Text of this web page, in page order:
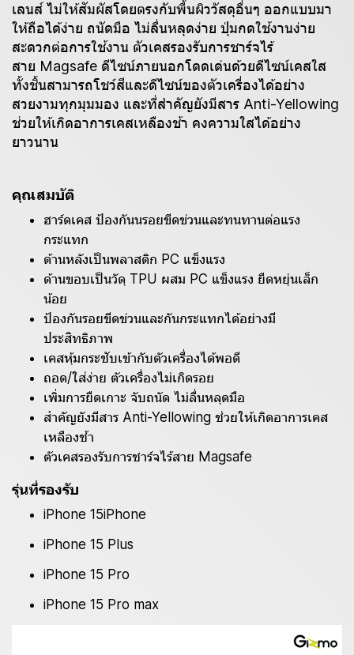
เลนส์ ไม่ให้สัมผัสโดยตรงกับพื้นผิววัสดุอื่นๆ ออกแบบมา
ให้ถือได้ง่าย ถนัดมือ ไม่ลื่นหลุดง่าย ปุ่มกดใช้งานง่าย
สะดวกต่อการใช้งาน ตัวเคสรองรับการชาร์จไร้
สาย Magsafe ดีไซน์ภายนอกโดดเด่นด้วยดีไซน์เคสใส
ทั้งชิ้นสามารถโชว์สีและดีไซน์ของตัวเครื่องได้อย่าง
สวยงามทุกมุมมอง และที่สำคัญยังมีสาร Anti-Yellowing
ช่วยให้เกิดอาการเคสเหลืองช้า คงความใสได้อย่าง
ยาวนาน
คุณสมบัติ
ฮาร์ดเคส ป้องกันนรอยขีดข่วนและทนทานต่อแรง
กระแทก
ด้านหลังเป็นพลาสติก PC แข็งแรง
ด้านขอบเป็นวัดุ TPU ผสม PC แข็งแรง ยืดหยุ่นเล็ก
น้อย
ป้องกันรอยขีดข่วนและกันกระแทกได้อย่างมี
ประสิทธิภาพ
เคสหุ้มกระชับเข้ากับตัวเครื่องได้พอดี
ถอด/ใส่ง่าย ตัวเครื่องไม่เกิดรอย
เพิ่มการยืดเกาะ จับถนัด ไม่ลื่นหลุดมือ
สำคัญยังมีสาร Anti-Yellowing ช่วยให้เกิดอาการเคส
เหลืองช้า
ตัวเคสรองรับการชาร์จไร้สาย Magsafe
รุ่นที่รองรับ
iPhone 15iPhone
iPhone 15 Plus
iPhone 15 Pro
iPhone 15 Pro max